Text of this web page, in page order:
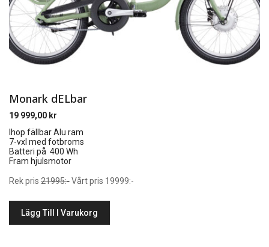
Monark dELbar
19 999,00 kr
Ihop fällbar Alu ram
7-vxl med fotbroms
Batteri på 400 Wh
Fram hjulsmotor
Rek pris 21995:-Vårt pris 19999:-
Lägg Till I Varukorg